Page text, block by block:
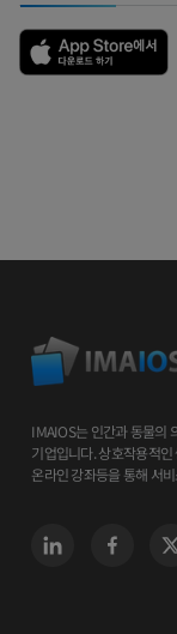
IMAIOS는 인간과 동물의
기업입니다. 상호작용적
온라인 강좌등을 통해 서